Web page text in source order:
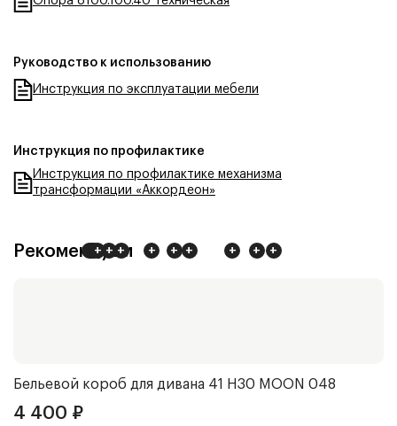
Руководство к использованию
Инструкция по эксплуатации мебели
Инструкция по профилактике
Инструкция по профилактике механизма
трансформации «Аккордеон»
+++ + +
+
+ + + +
+
Рекомендуем
Бельевой короб для дивана 41 Н30 MOON 048
4 400 ₽